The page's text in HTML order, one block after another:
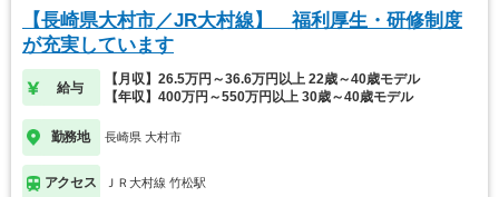
【長崎県大村市／JR大村線】 福利厚生・研修制度
が充実しています
給与
【月収】26.5万円～36.6万円以上 22歳～40歳モデル
【年収】400万円～550万円以上 30歳～40歳モデル
勤務地 長崎県 大村市
アクセス ＪＲ大村線 竹松駅